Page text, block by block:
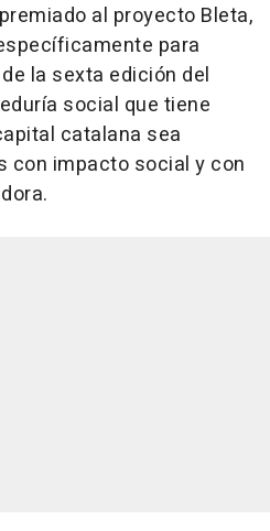
al proyecto Bleta,
para
la sexta edición del
social que tiene
catalana sea
con impacto social y con